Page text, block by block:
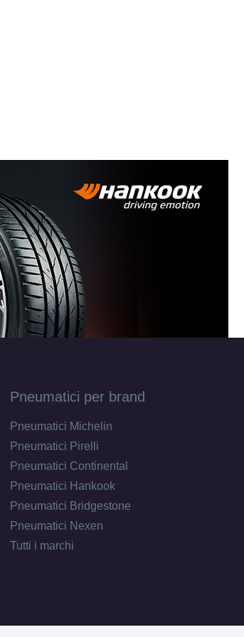
Pneumatici per brand
Pneumatici Michelin
Pneumatici Pirelli
Pneumatici Continental
Pneumatici Hankook
Pneumatici Bridgestone
Pneumatici Nexen
Tutti i marchi